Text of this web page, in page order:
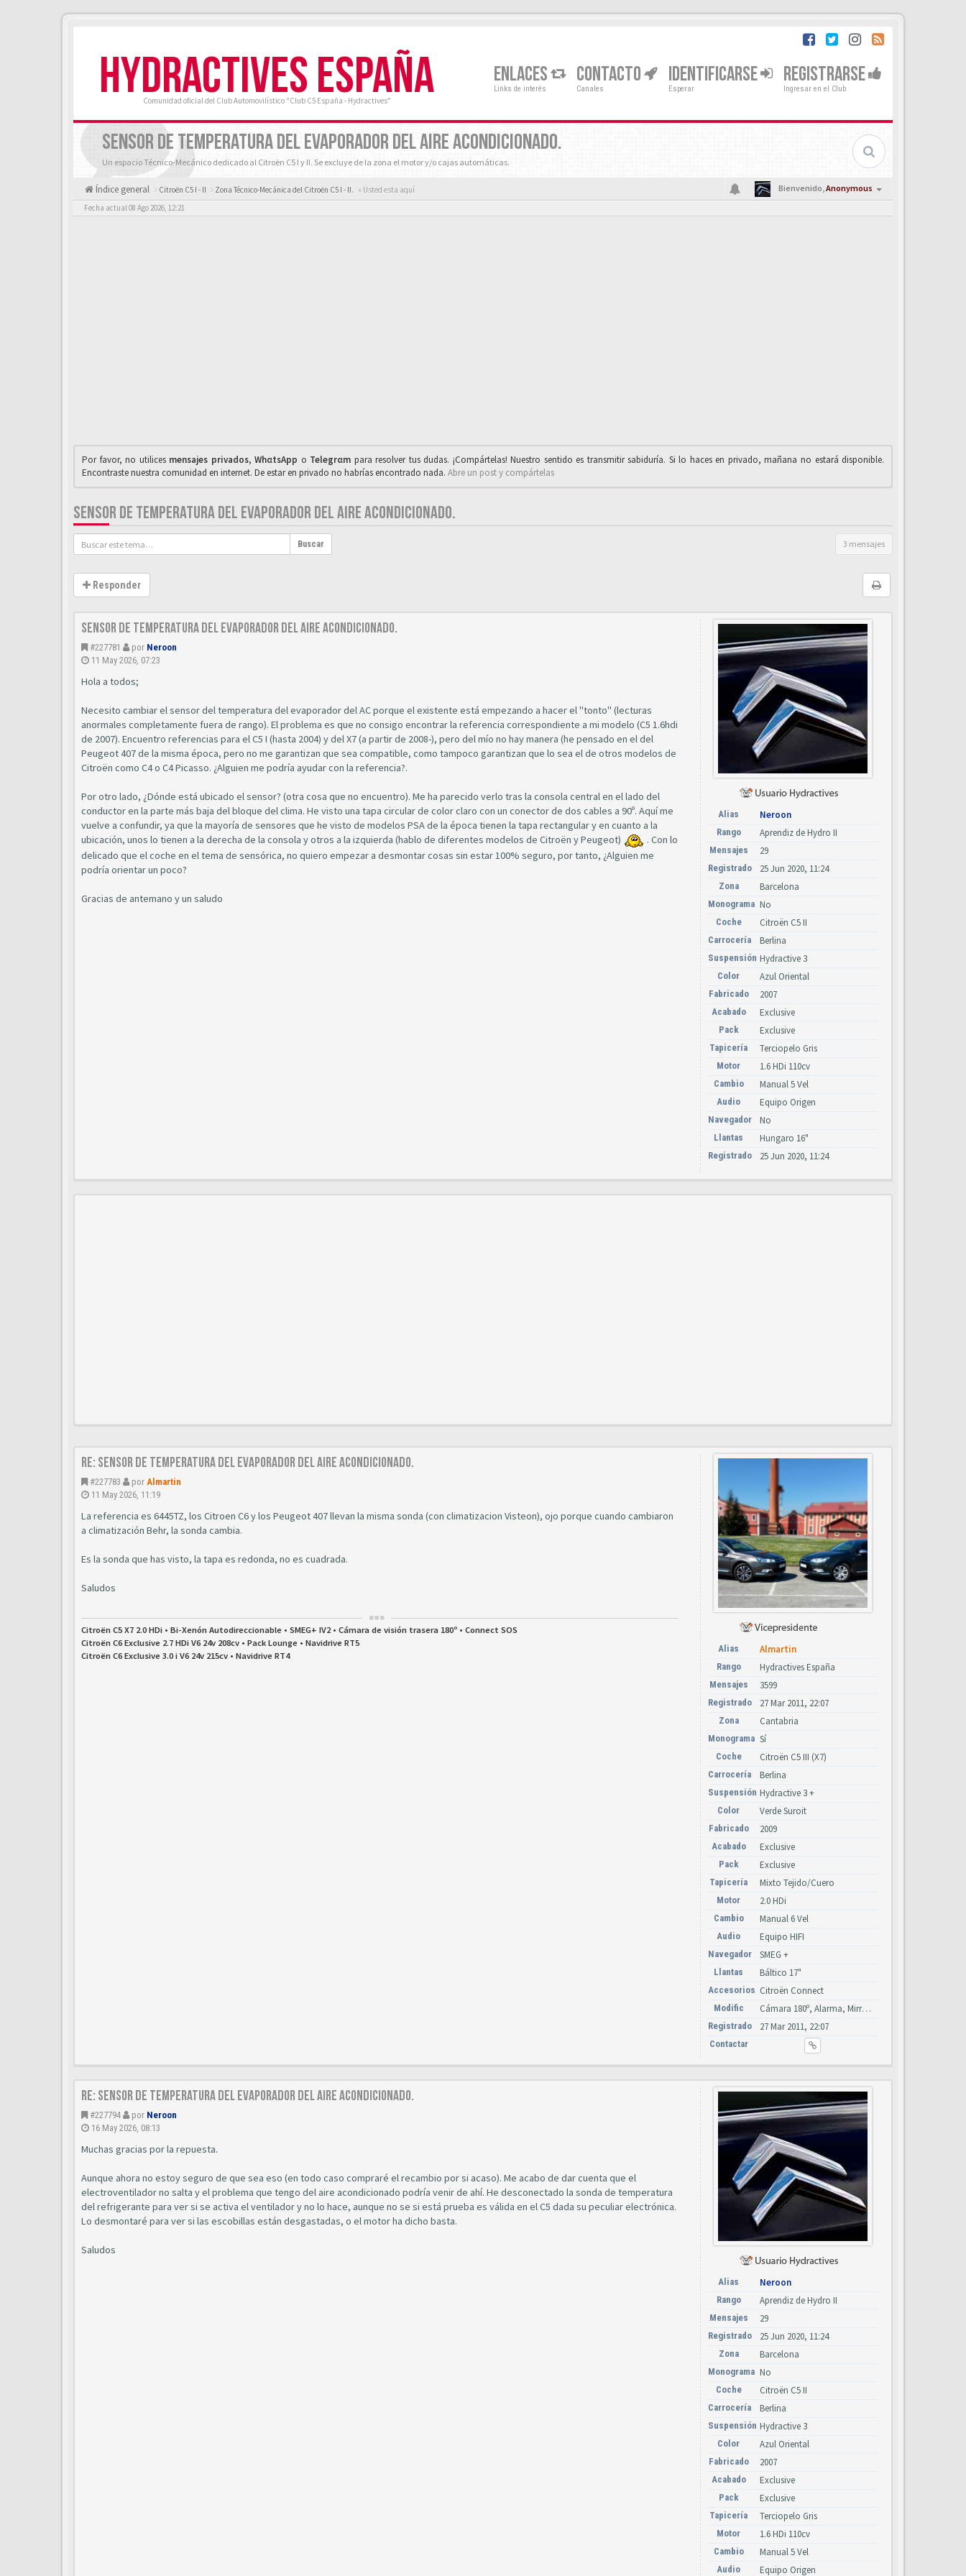
HYDRACTIVES ESPAÑA
Comunidad oficial del Club Automovilístico "Club C5 España - Hydractives"
ENLACES
Links de interés
CONTACTO
Canales
IDENTIFICARSE
Esperar
REGISTRARSE
Ingresar en el Club
SENSOR DE TEMPERATURA DEL EVAPORADOR DEL AIRE ACONDICIONADO.
Un espacio Técnico-Mecánico dedicado al Citroën C5 I y II. Se excluye de la zona el motor y/o cajas automáticas.
Índice general Citroën C5 I - II Zona Técnico-Mecánica del Citroën C5 I - II. « Usted esta aquí Bienvenido,Anonymous
Fecha actual 08 Ago 2026, 12:21
Por favor, no utilices mensajes privados,WhαtsApp o Telegrαm para resolver tus dudas. ¡Compártelas! Nuestro sentido es transmitir sabiduría. Si lo haces en privado, mañana no estará disponible.
Encontraste nuestra comunidad en internet. De estar en privado no habrías encontrado nada. Abre un post y compártelas
SENSOR DE TEMPERATURA DEL EVAPORADOR DEL AIRE ACONDICIONADO.
Buscar 3 mensajes
Responder
Sensor de temperatura del evaporador del aire acondicionado.
#227781 por Neroon
11 May 2026, 07:23
Hola a todos;
Necesito cambiar el sensor del temperatura del evaporador del AC porque el existente está empezando a hacer el "tonto" (lecturas
anormales completamente fuera de rango). El problema es que no consigo encontrar la referencia correspondiente a mi modelo (C5 1.6hdi
de 2007). Encuentro referencias para el C5 I (hasta 2004) y del X7 (a partir de 2008-), pero del mío no hay manera (he pensado en el del
Peugeot 407 de la misma época, pero no me garantizan que sea compatible, como tampoco garantizan que lo sea el de otros modelos de
Citroën como C4 o C4 Picasso. ¿Alguien me podría ayudar con la referencia?.
Por otro lado, ¿Dónde está ubicado el sensor? (otra cosa que no encuentro). Me ha parecido verlo tras la consola central en el lado del
conductor en la parte más baja del bloque del clima. He visto una tapa circular de color claro con un conector de dos cables a 90º. Aquí me
vuelve a confundir, ya que la mayoría de sensores que he visto de modelos PSA de la época tienen la tapa rectangular y en cuanto a la
ubicación, unos lo tienen a la derecha de la consola y otros a la izquierda (hablo de diferentes modelos de Citroën y Peugeot)
. Con lo
delicado que el coche en el tema de sensórica, no quiero empezar a desmontar cosas sin estar 100% seguro, por tanto, ¿Alguien me
podría orientar un poco?
Gracias de antemano y un saludo
Alias Neroon
Rango Aprendiz de Hydro II
Mensajes 29
Registrado 25 Jun 2020, 11:24
Zona Barcelona
Monograma No
Coche Citroën C5 II
Carrocería Berlina
Suspensión Hydractive 3
Color Azul Oriental
Fabricado 2007
Acabado Exclusive
Pack Exclusive
Tapicería Terciopelo Gris
Motor 1.6 HDi 110cv
Cambio Manual 5 Vel
Audio Equipo Origen
Navegador No
Llantas Hungaro 16"
Registrado 25 Jun 2020, 11:24
Re: Sensor de temperatura del evaporador del aire acondicionado.
#227783 por Almartin
11 May 2026, 11:19
La referencia es 6445TZ, los Citroen C6 y los Peugeot 407 llevan la misma sonda (con climatizacion Visteon), ojo porque cuando cambiaron
a climatización Behr, la sonda cambia.
Es la sonda que has visto, la tapa es redonda, no es cuadrada.
Saludos
Citroën C5 X7 2.0 HDi • Bi-Xenón Autodireccionable • SMEG+ IV2 • Cámara de visión trasera 180º • Connect SOS
Citroën C6 Exclusive 2.7 HDi V6 24v 208cv • Pack Lounge • Navidrive RT5
Citroën C6 Exclusive 3.0 i V6 24v 215cv • Navidrive RT4
Alias Almartin
Rango Hydractives España
Mensajes 3599
Registrado 27 Mar 2011, 22:07
Zona Cantabria
Monograma Sí
Coche Citroën C5 III (X7)
Carrocería Berlina
Suspensión Hydractive 3 +
Color Verde Suroit
Fabricado 2009
Acabado Exclusive
Pack Exclusive
Tapicería Mixto Tejido/Cuero
Motor 2.0 HDi
Cambio Manual 6 Vel
Audio Equipo HIFI
Navegador SMEG +
Llantas Báltico 17"
Accesorios Citroën Connect
Modific Cámara 180º, Alarma, Mirror Screen, Bi-Xenón + LED
Registrado 27 Mar 2011, 22:07
Contactar
Re: Sensor de temperatura del evaporador del aire acondicionado.
#227794 por Neroon
16 May 2026, 08:13
Muchas gracias por la repuesta.
Aunque ahora no estoy seguro de que sea eso (en todo caso compraré el recambio por si acaso). Me acabo de dar cuenta que el
electroventilador no salta y el problema que tengo del aire acondicionado podría venir de ahí. He desconectado la sonda de temperatura
del refrigerante para ver si se activa el ventilador y no lo hace, aunque no se si está prueba es válida en el C5 dada su peculiar electrónica.
Lo desmontaré para ver si las escobillas están desgastadas, o el motor ha dicho basta.
Saludos
Alias Neroon
Rango Aprendiz de Hydro II
Mensajes 29
Registrado 25 Jun 2020, 11:24
Zona Barcelona
Monograma No
Coche Citroën C5 II
Carrocería Berlina
Suspensión Hydractive 3
Color Azul Oriental
Fabricado 2007
Acabado Exclusive
Pack Exclusive
Tapicería Terciopelo Gris
Motor 1.6 HDi 110cv
Cambio Manual 5 Vel
Audio Equipo Origen